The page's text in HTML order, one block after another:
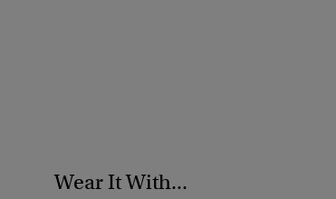
Wear It With...